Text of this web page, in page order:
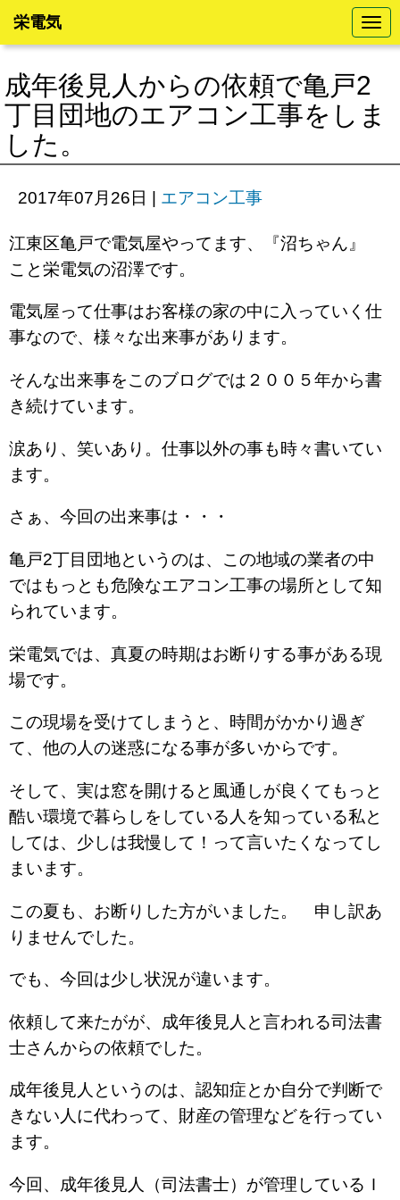
N
a
v
t
i
栄電気
成年後見人からの依頼で亀戸2
丁目団地のエアコン工事をしま
した。
2017年07月26日 | エアコン工事
江東区亀戸で電気屋やってます、『沼ちゃん』
こと栄電気の沼澤です。
電気屋って仕事はお客様の家の中に入っていく仕
事なので、様々な出来事があります。
そんな出来事をこのブログでは２００５年から書
き続けています。
涙あり、笑いあり。仕事以外の事も時々書いてい
ます。
さぁ、今回の出来事は・・・
亀戸2丁目団地というのは、この地域の業者の中
ではもっとも危険なエアコン工事の場所として知
られています。
栄電気では、真夏の時期はお断りする事がある現
場です。
この現場を受けてしまうと、時間がかかり過ぎ
て、他の人の迷惑になる事が多いからです。
そして、実は窓を開けると風通しが良くてもっと
酷い環境で暮らしをしている人を知っている私と
しては、少しは我慢して！って言いたくなってし
まいます。
この夏も、お断りした方がいました。 申し訳あ
りませんでした。
でも、今回は少し状況が違います。
依頼して来たがが、成年後見人と言われる司法書
士さんからの依頼でした。
成年後見人というのは、認知症とか自分で判断で
きない人に代わって、財産の管理などを行ってい
ます。
今回、成年後見人（司法書士）が管理しているＩ